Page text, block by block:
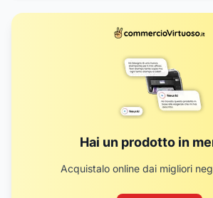
Hai un prodotto in
Acquistalo online dai migliori